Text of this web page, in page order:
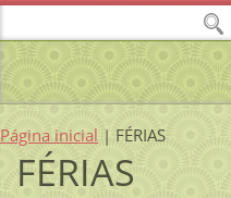
Página inicial | FÉRIAS
FÉRIAS